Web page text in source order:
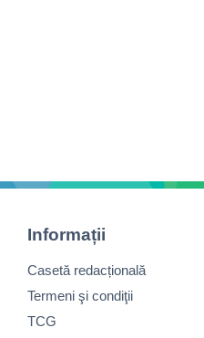
Informații
Casetă redacțională
Termeni şi condiţii
TCG